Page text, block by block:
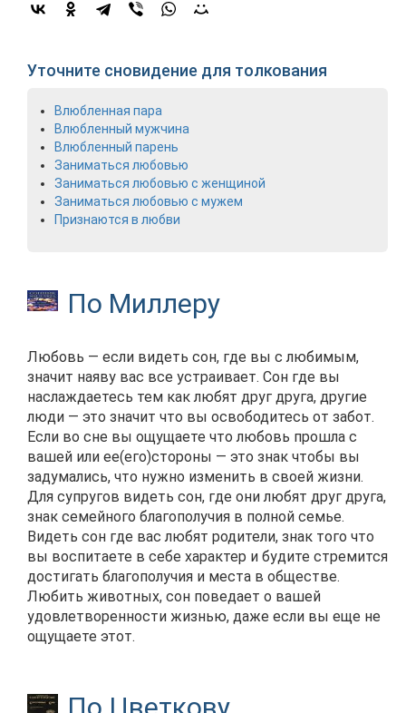
Уточните сновидение для толкования
Влюбленная пара
Влюбленный мужчина
Влюбленный парень
Заниматься любовью
Заниматься любовью с женщиной
Заниматься любовью с мужем
Признаются в любви
По Миллеру
Любовь — если видеть сон, где вы с любимым,
значит наяву вас все устраивает. Сон где вы
наслаждаетесь тем как любят друг друга, другие
люди — это значит что вы освободитесь от забот.
Если во сне вы ощущаете что любовь прошла с
вашей или ее(его)стороны — это знак чтобы вы
задумались, что нужно изменить в своей жизни.
Для супругов видеть сон, где они любят друг друга,
знак семейного благополучия в полной семье.
Видеть сон где вас любят родители, знак того что
вы воспитаете в себе характер и будите стремится
достигать благополучия и места в обществе.
Любить животных, сон поведает о вашей
удовлетворенности жизнью, даже если вы еще не
ощущаете этот.